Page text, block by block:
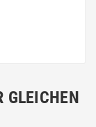
GLEICHEN